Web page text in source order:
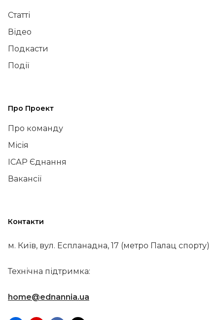
Статті
Відео
Подкасти
Події
Про Проект
Про команду
Місія
ІСАР Єднання
Вакансії
Контакти
м. Київ, вул. Еспланадна, 17 (метро Палац спорту)
Технічна підтримка:
home@ednannia.ua